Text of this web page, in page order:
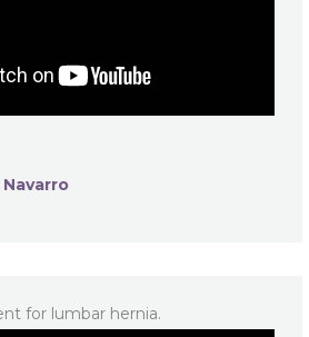
for lumbar hernia.